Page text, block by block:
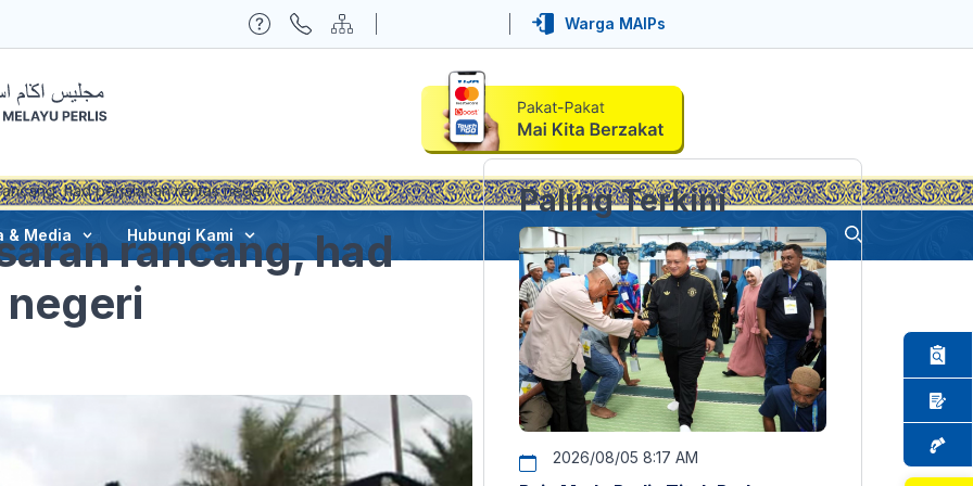
Warga MAIPs
& Media Hubungi Kami
had perjalanan rentas negeri
rancang, had
Paling Terkini
2026/08/05 8:17 AM